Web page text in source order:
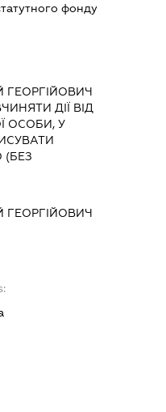
фонду
ГЕОРГІЙОВИЧ
ДІЇ ВІД
ОСОБИ, У
ГЕОРГІЙОВИЧ